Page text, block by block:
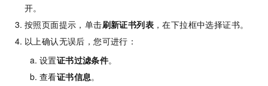
开。
按照页面提示，单击刷新证书列表 ，在下拉框中选择证书。
以上确认无误后，您可进行：
设置证书过滤条件。
查看证书信息。